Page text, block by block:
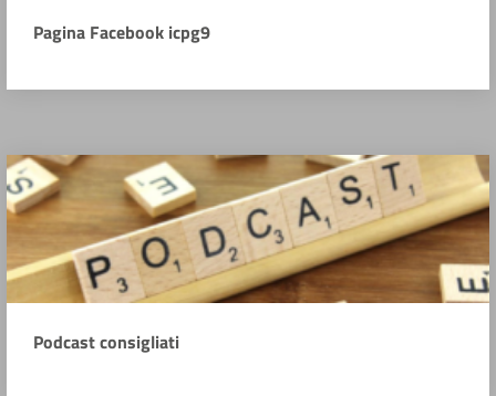
Pagina Facebook icpg9
Podcast consigliati